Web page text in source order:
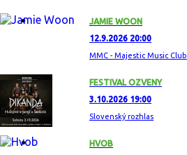
JAMIE WOON
12.9.2026 20:00
MMC - Majestic Music Club
FESTIVAL OZVENY
3.10.2026 19:00
Slovenský rozhlas
HVOB